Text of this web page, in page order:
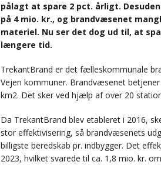
pålagt at spare 2 pct. årligt.
på 4 mio. kr., og brandvæsenet
materiel. Nu ser det dog ud til, at
længere tid.
TrekantBrand er det fælleskommunale
Vejen kommuner. Brandvæsenet
km2. Det sker ved hjælp af over 20
Da TrekantBrand blev etableret i 2016,
stor effektivisering, så brandvæsenets
billigste beredskab pr. indbygger. Det
2023, hvilket svarede til ca. 1,8 mio. kr.